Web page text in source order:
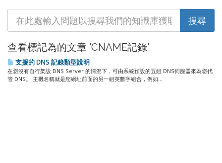
查看標記為的文章 'CNAME記錄'
支援的 DNS 記錄類型說明
在您沒有自行架設 DNS Server 的情況下，可由系統預設的五組 DNS伺服器來為您代
管 DNS。 主機名稱就是您網址前面的另一組英數字組合，例如...